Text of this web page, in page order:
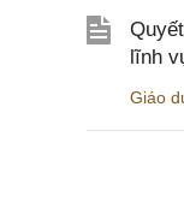
lĩnh
Giáo